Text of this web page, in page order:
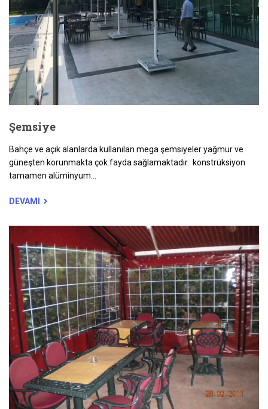
Şemsiye
Bahçe ve açık alanlarda kullanılan mega şemsiyeler yağmur ve
güneşten korunmakta çok fayda sağlamaktadır. konstrüksiyon
tamamen alüminyum...
DEVAMI